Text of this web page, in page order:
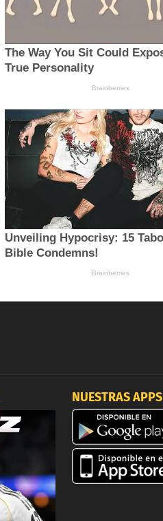
NUESTRAS APPS